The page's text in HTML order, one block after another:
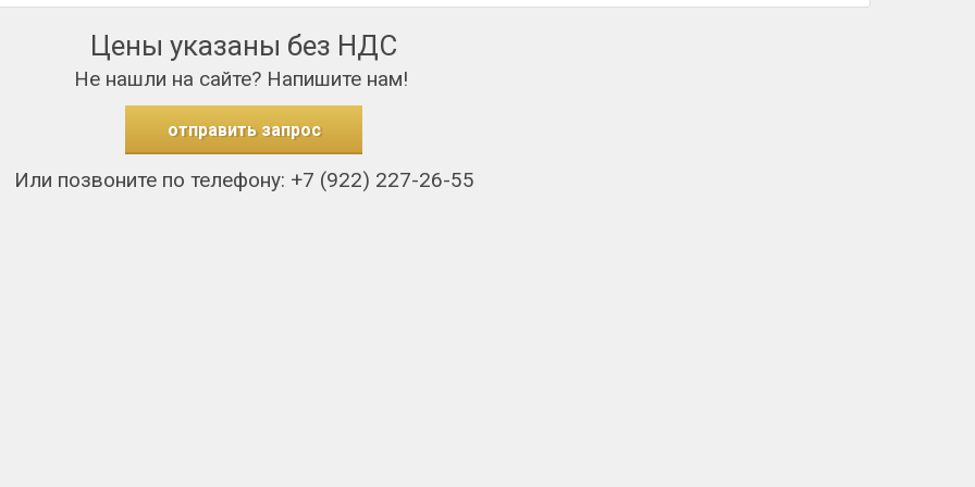
Цены указаны без НДС
Не нашли на сайте? Напишите нам!
отправить запрос
Или позвоните по телефону: +7 (922) 227-26-55